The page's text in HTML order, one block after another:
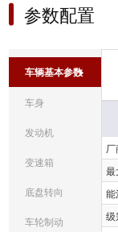
参数配置
车辆基本参数
车身
发动机
变速箱
底盘转向
车轮制动
最
能
级